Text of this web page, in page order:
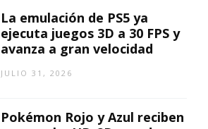
La emulación de PS5 ya
ejecuta juegos 3D a 30 FPS y
avanza a gran velocidad
JULIO 31, 2026
Pokémon Rojo y Azul reciben